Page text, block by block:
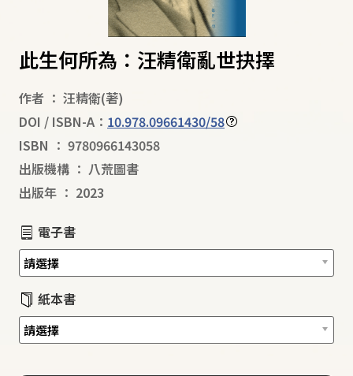
此生何所為：汪精衛亂世抉擇
作者 ： 汪精衛(著)
DOI / ISBN-A： 10.978.09661430/58
ISBN ： 9780966143058
出版機構 ： 八荒圖書
出版年 ： 2023
電子書
紙本書